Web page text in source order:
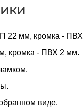
22 мм, кромка -
кромка - ПВХ 2 мм.
виде.